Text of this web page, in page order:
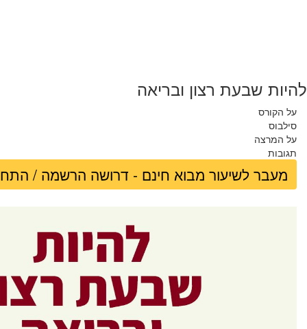
להיות שבעת רצון ובריאה
על הקורס
סילבוס
על המרצה
תגובות
מעבר לשיעור מבוא חינם - דרושה הרשמה /